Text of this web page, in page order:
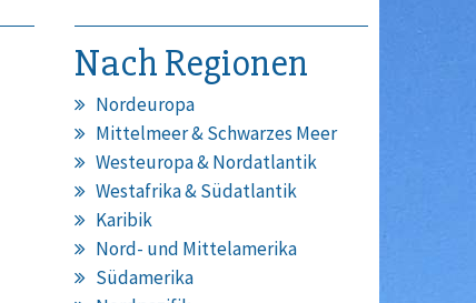
Nach Regionen
Nordeuropa
Mittelmeer & Schwarzes Meer
Westeuropa & Nordatlantik
Westafrika & Südatlantik
Karibik
Nord- und Mittelamerika
Südamerika